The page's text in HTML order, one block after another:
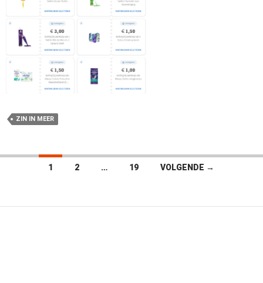
ZIN IN MEER
Berichten
1 2 … 19 VOLGENDE →